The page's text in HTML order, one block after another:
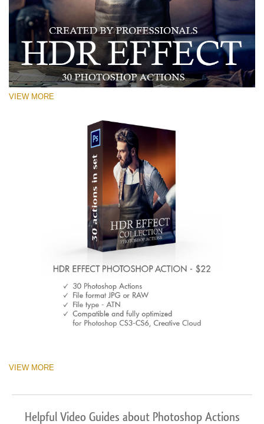
VIEW MORE
VIEW MORE
Helpful Video Guides about Photoshop Actions